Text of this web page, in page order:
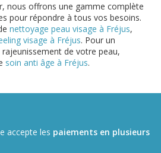
nous offrons une gamme complète
pour répondre à tous vos besoins.
nettoyage peau visage à Fréjus,
visage à Fréjus. Pour un
de votre peau,
soin anti âge à Fréjus.
accepte les paiements en plusieurs